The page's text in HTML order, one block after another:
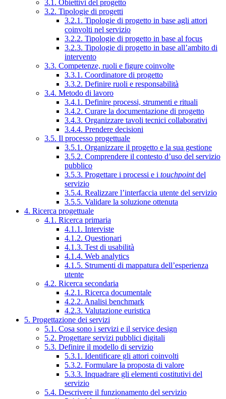
3.1. Obiettivi del progetto
3.2. Tipologie di progetti
3.2.1. Tipologie di progetto in base agli attori
coinvolti nel servizio
3.2.2. Tipologie di progetto in base al focus
3.2.3. Tipologie di progetto in base all’ambito di
intervento
3.3. Competenze, ruoli e figure coinvolte
3.3.1. Coordinatore di progetto
3.3.2. Definire ruoli e responsabilità
3.4. Metodo di lavoro
3.4.1. Definire processi, strumenti e rituali
3.4.2. Curare la documentazione di progetto
3.4.3. Organizzare tavoli tecnici collaborativi
3.4.4. Prendere decisioni
3.5. Il processo progettuale
3.5.1. Organizzare il progetto e la sua gestione
3.5.2. Comprendere il contesto d’uso del servizio
pubblico
3.5.3. Progettare i processi e i touchpointdel
servizio
3.5.4. Realizzare l’interfaccia utente del servizio
3.5.5. Validare la soluzione ottenuta
4. Ricerca progettuale
4.1. Ricerca primaria
4.1.1. Interviste
4.1.2. Questionari
4.1.3. Test di usabilità
4.1.4. Web analytics
4.1.5. Strumenti di mappatura dell’esperienza
utente
4.2. Ricerca secondaria
4.2.1. Ricerca documentale
4.2.2. Analisi benchmark
4.2.3. Valutazione euristica
5. Progettazione dei servizi
5.1. Cosa sono i servizi e il service design
5.2. Progettare servizi pubblici digitali
5.3. Definire il modello di servizio
5.3.1. Identificare gli attori coinvolti
5.3.2. Formulare la proposta di valore
5.3.3. Inquadrare gli elementi costitutivi del
servizio
5.4. Descrivere il funzionamento del servizio